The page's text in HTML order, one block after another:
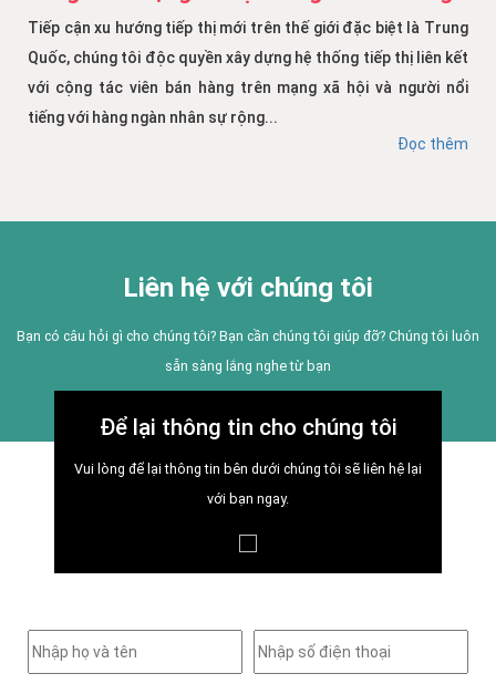
Tiếp cận xu hướng tiếp thị mới trên thế giới đặc biệt là Trung
Quốc, chúng tôi độc quyền xây dựng hệ thống tiếp thị liên kết
với cộng tác viên bán hàng trên mạng xã hội và người nổi
tiếng với hàng ngàn nhân sự rộng...
Đọc thêm
Liên hệ với chúng tôi
Bạn có câu hỏi gì cho chúng tôi? Bạn cần chúng tôi giúp đỡ? Chúng tôi luôn
sẵn sàng lắng nghe từ bạn
Để lại thông tin cho chúng tôi
Vui lòng để lại thông tin bên dưới chúng tôi sẽ liên hệ lại
với bạn ngay.